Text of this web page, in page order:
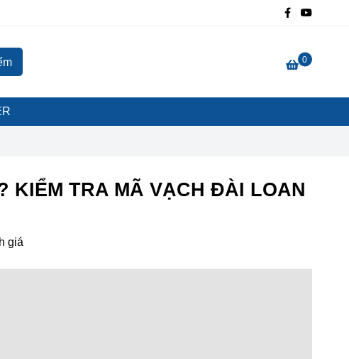
KIỂM TRA MÃ VẠCH ĐÀI LOAN
giá
0